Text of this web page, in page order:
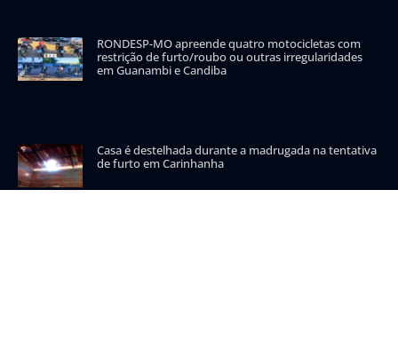
RONDESP-MO apreende quatro motocicletas com
restrição de furto/roubo ou outras irregularidades
em Guanambi e Candiba
Casa é destelhada durante a madrugada na tentativa
de furto em Carinhanha